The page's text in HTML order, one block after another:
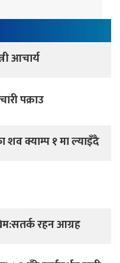
आचार्य
पक्राउ
शव क्याम्प १ मा ल्याइँदै
रहन आग्रह